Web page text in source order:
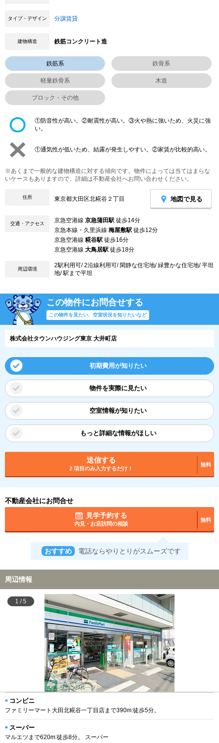
タイプ・デザイン 分譲賃貸
建物構造 鉄筋コンクリート造
鉄筋系 鉄骨系
軽量鉄骨系 木造
ブロック・その他
①防音性が高い。②耐震性が高い。③火や熱に強いため、火災に強
い。
①通気性が低いため、結露が発生しやすい。②家賃が比較的高い。
※あくまで一般的な建物構造に対する傾向です。物件によっては当てはまらな
いケースもありますので、詳細は不動産会社へお問い合わせください。
住所 東京都大田区北糀谷２丁目 地図で見る
交通・アクセス 京急空港線 京急蒲田駅 徒歩14分
京急本線・久里浜線 梅屋敷駅 徒歩12分
京急空港線 糀谷駅 徒歩16分
京急空港線 大鳥居駅 徒歩18分
周辺環境
2駅利用可/ 2沿線利用可/ 閑静な住宅地/ 緑豊かな住宅地/ 平坦
地/ 駅まで平坦
この物件にお問合せする
この物件を見たい、空室状況を知りたいなど
株式会社タウンハウジング東京 大井町店
初期費用が知りたい
物件を実際に見たい
空室情報が知りたい
もっと詳細な情報がほしい
送信する
2 項目のみ入力するだけ！
無料
不動産会社にお問合せ
見学予約する
内見・お店訪問の相談
無料
おすすめ 電話ならやりとりがスムーズです
周辺情報
1 /5
コンビニ
ファミリーマート大田北糀谷一丁目店まで390m:徒歩5分。
スーパー
マルエツまで620m:徒歩8分。 スーパー